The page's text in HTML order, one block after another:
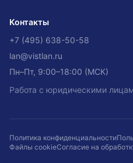
Контакты
+7 (495) 638-50-58
lan@vistlan.ru
Пн–Пт, 9:00–18:00 (МСК)
Работа с юридическими
Политика конфиденциальности
Файлы cookieСогласие на